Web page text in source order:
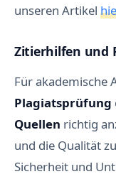
unseren Artikel
Zitierhilfen und
Für akademische
Plagiatsprüfung
Quellen richtig
und die Qualität
Sicherheit und